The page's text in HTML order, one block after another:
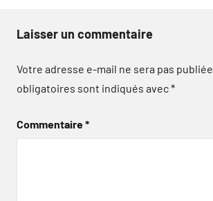
Laisser un commentaire
Votre adresse e-mail ne sera pas publiée.
obligatoires sont indiqués avec*
Commentaire*